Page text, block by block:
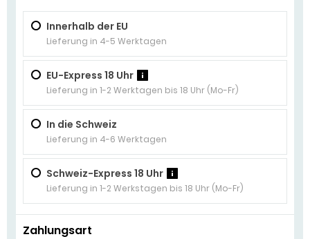
Innerhalb der EU
Lieferung in 4-5 Werktagen
EU-Express 18 Uhr
Lieferung in 1-2 Werktagen bis 18 Uhr (Mo-Fr)
In die Schweiz
Lieferung in 4-6 Werktagen
Schweiz-Express 18 Uhr
Lieferung in 1-2 Werkstagen bis 18 Uhr (Mo-Fr)
Zahlungsart